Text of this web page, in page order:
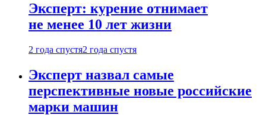
Эксперт: курение отнимает
не менее 10 лет жизни
2 года спустя2 года спустя
Эксперт назвал самые
перспективные новые российские
марки машин